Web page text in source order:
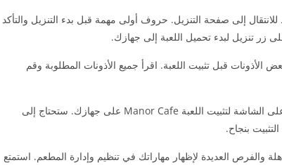
إلى صفحة التنزيل. حروف أولى مهمة قبل بدء التنزيل والتأكد
تنزيل لبدء تحميل اللعبة إلى جهازك.
قبل تثبيت اللعبة. اقرأ جميع الأذونات المطلوبة وقم
بمجرد اكتمال التحميل، افتح ملف التنزيل واتبع التعليمات على الشاشة لتثبيت اللعبة Manor Cafe على جهازك. ستحتاج إلى
بنجاح.
والفرص العديدة لإظهار مهاراتك في تنظيم وإدارة المطعم. استمتع